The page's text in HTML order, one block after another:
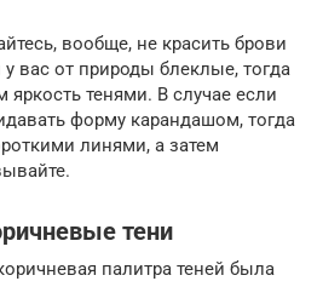
вообще, не красить брови
вас от природы блеклые, тогда
яркость тенями. В случае если
форму карандашом, тогда
линями, а затем
тени
палитра теней была